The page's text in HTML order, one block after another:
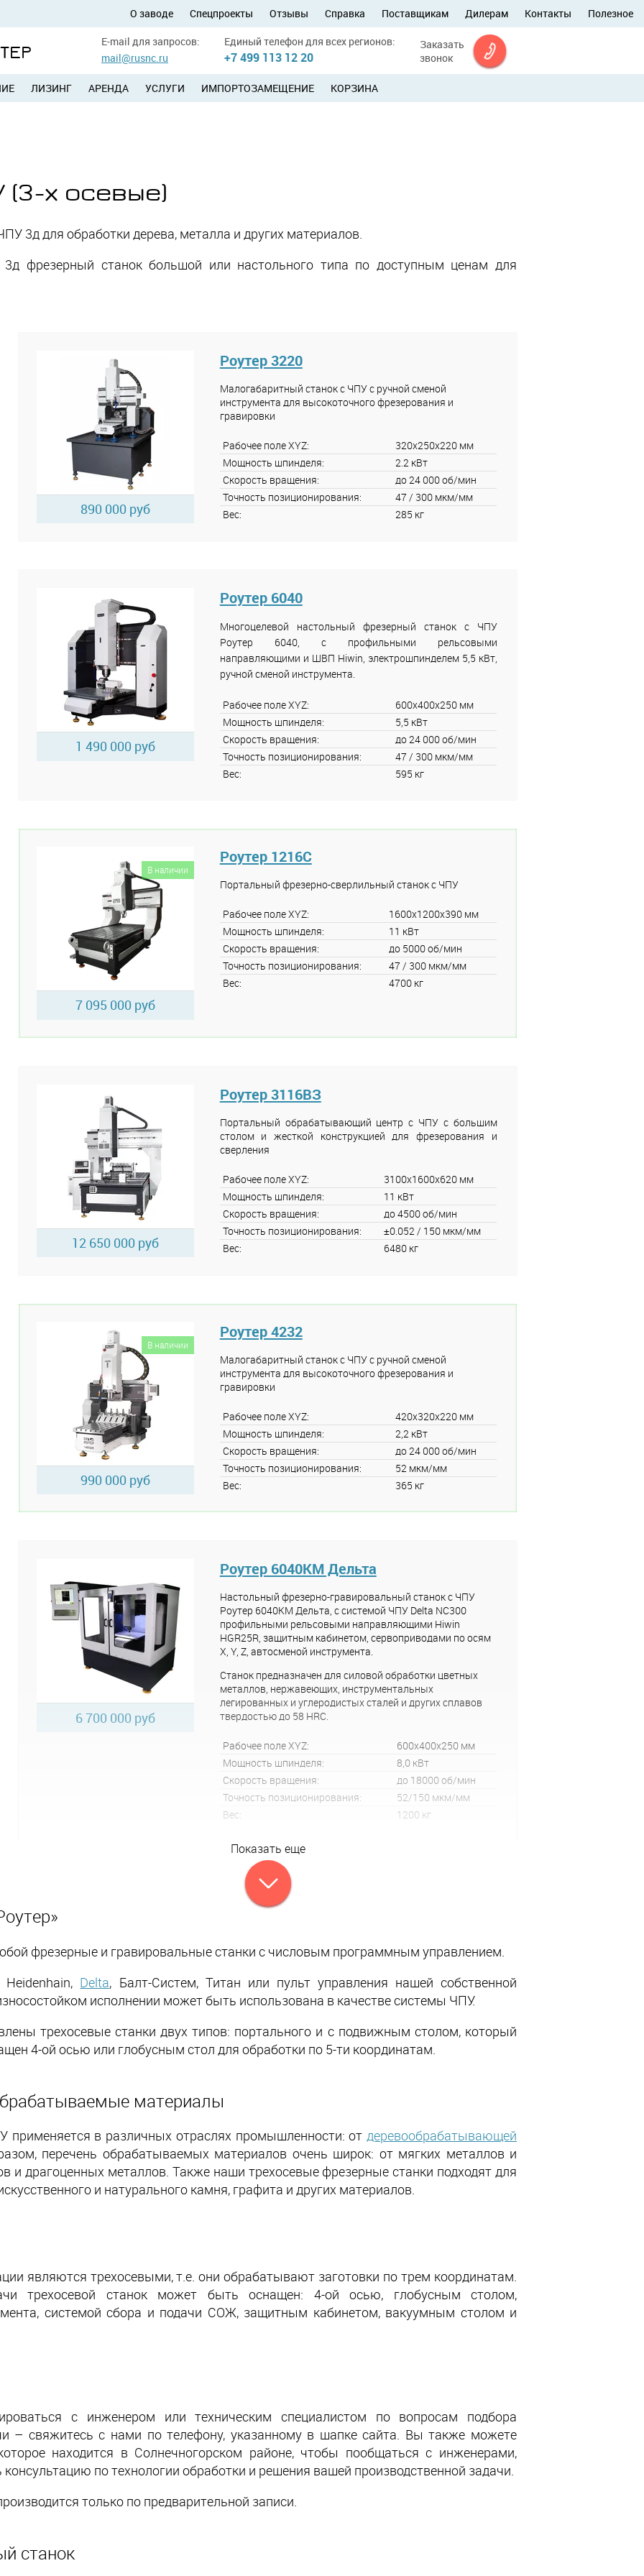
О заводе Спецпроекты Отзывы Справка Поставщикам Дилерам Контакты Полезное
E-mail для запросов:
mail@rusnc.ru
Единый телефон для всех регионов:
+7 499 113 12 20
Заказать
звонок
ЛИЗИНГ АРЕНДА УСЛУГИ ИМПОРТОЗАМЕЩЕНИЕ КОРЗИНА
(3-х осевые)
3д для обработки дерева, металла и других материалов.
фрезерный станок большой или настольного типа по доступным ценам для
890 000 руб
Роутер 3220
Малогабаритный станок с ЧПУ с ручной сменой
инструмента для высокоточного фрезерования и
гравировки
Рабочее поле XYZ:
320x250x220 мм
Мощность шпинделя:
2.2 кВт
Скорость вращения:
до 24 000 об/мин
Точность позиционирования:
47 / 300 мкм/мм
Вес:
285 кг
1 490 000 руб
Роутер 6040
Многоцелевой настольный фрезерный станок с ЧПУ
Роутер 6040, с профильными рельсовыми
направляющими и ШВП Hiwin, электрошпинделем 5,5 кВт,
ручной сменой инструмента.
Рабочее поле XYZ:
600x400x250 мм
Мощность шпинделя:
5,5 кВт
Скорость вращения:
до 24 000 об/мин
Точность позиционирования:
47 / 300 мкм/мм
Вес:
595 кг
В наличии
7 095 000 руб
Роутер 1216C
Портальный фрезерно-сверлильный станок с ЧПУ
Рабочее поле XYZ:
1600x1200x390 мм
Мощность шпинделя:
11 кВт
Скорость вращения:
до 5000 об/мин
Точность позиционирования:
47 / 300 мкм/мм
Вес:
4700 кг
12 650 000 руб
Роутер 3116ВЗ
Портальный обрабатывающий центр с ЧПУ с большим
столом и жесткой конструкцией для фрезерования и
сверления
Рабочее поле XYZ:
3100x1600x620 мм
Мощность шпинделя:
11 кВт
Скорость вращения:
до 4500 об/мин
Точность позиционирования:
±0.052 / 150 мкм/мм
Вес:
6480 кг
В наличии
990 000 руб
Роутер 4232
Малогабаритный станок с ЧПУ с ручной сменой
инструмента для высокоточного фрезерования и
гравировки
Рабочее поле XYZ:
420x320x220 мм
Мощность шпинделя:
2,2 кВт
Скорость вращения:
до 24 000 об/мин
Точность позиционирования:
52 мкм/мм
Вес:
365 кг
6 700 000 руб
Роутер 6040КМ Дельта
Настольный фрезерно-гравировальный станок с ЧПУ
Роутер 6040КМ Дельта, с системой ЧПУ Delta NC300
профильными рельсовыми направляющими Hiwin
HGR25R, защитным кабинетом, сервоприводами по осям
X, Y, Z, автосменой инструмента.
Станок предназначен для силовой обработки цветных
металлов, нержавеющих, инструментальных
легированных и углеродистых сталей и других сплавов
твердостью до 58 HRC.
Рабочее поле XYZ:
600x400x250 мм
Мощность шпинделя:
8,0 кВт
Скорость вращения:
до 18000 об/мин
Точность позиционирования:
52/150 мкм/мм
Вес:
1200 кг
Показать еще
фрезерные и гравировальныестанки с числовым программным управлением.
Delta, Балт-Систем, Титан или пульт управления нашей собственной
исполнении может быть использована в качестве системы ЧПУ.
трехосевые станки двух типов: портального и с подвижным столом, который
4-ой осью или глобусным стол для обработки по 5-ти координатам.
материалы
в различных отраслях промышленности: от деревообрабатывающей
перечень обрабатываемых материалов очень широк: от мягких металлов и
и драгоценных металлов. Также наши трехосевые фрезерные станки подходят для
и натурального камня, графита и других материалов.
являются трехосевыми, т.е. они обрабатывают заготовки по трем координатам.
трехосевой станок может быть оснащен: 4-ой осью, глобусным столом,
системой сбора и подачи СОЖ, защитным кабинетом, вакуумным столом и
с инженером или техническим специалистом по вопросам подбора
– свяжитесьс нами по телефону, указанному в шапке сайта. Вытакже можете
находится в Солнечногорском районе, чтобы пообщаться с инженерами,
по технологии обработки и решения вашей производственной задачи.
только по предварительной записи.
станок